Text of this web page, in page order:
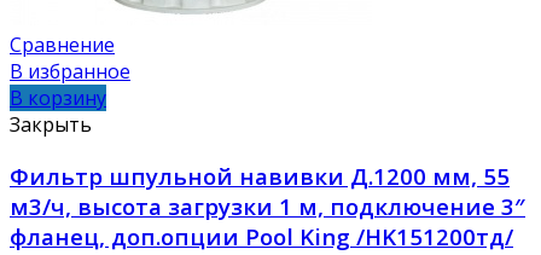
Сравнение
В избранное
В корзину
Закрыть
Фильтр шпульной навивки Д.1200 мм, 55
м3/ч, высота загрузки 1 м, подключение 3″
фланец, доп.опции Pool King /HK151200тд/